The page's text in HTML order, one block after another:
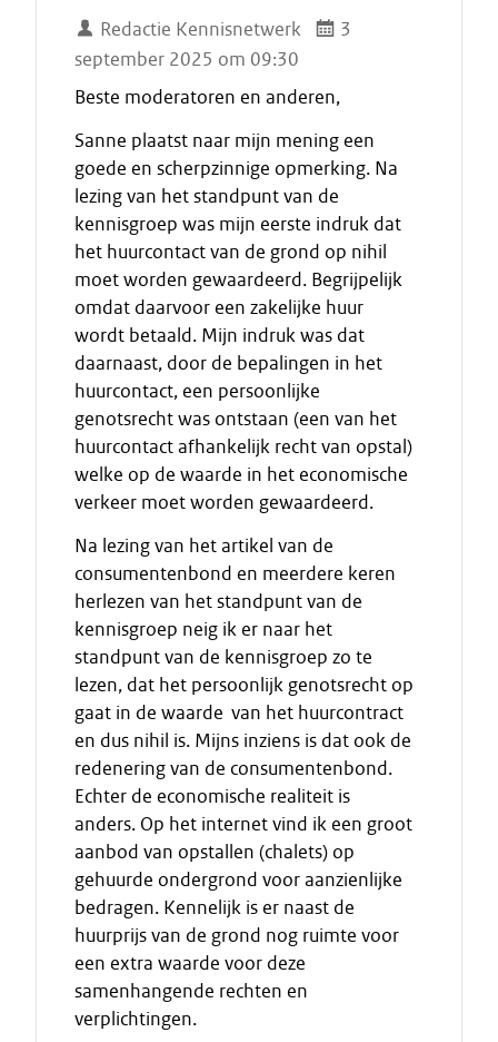
Redactie Kennisnetwerk
3
september 2025 om 09:30
Beste moderatoren en anderen,
Sanne plaatst naar mijn mening een
goede en scherpzinnige opmerking. Na
lezing van het standpunt van de
kennisgroep was mijn eerste indruk dat
het huurcontact van de grond op nihil
moet worden gewaardeerd. Begrijpelijk
omdat daarvoor een zakelijke huur
wordt betaald. Mijn indruk was dat
daarnaast, door de bepalingen in het
huurcontact, een persoonlijke
genotsrecht was ontstaan (een van het
huurcontact afhankelijk recht van opstal)
welke op de waarde in het economische
verkeer moet worden gewaardeerd.
Na lezing van het artikel van de
consumentenbond en meerdere keren
herlezen van het standpunt van de
kennisgroep neig ik er naar het
standpunt van de kennisgroep zo te
lezen, dat het persoonlijk genotsrecht op
gaat in de waarde van het huurcontract
en dus nihil is. Mijns inziens is dat ook de
redenering van de consumentenbond.
Echter de economische realiteit is
anders. Op het internet vind ik een groot
aanbod van opstallen (chalets) op
gehuurde ondergrond voor aanzienlijke
bedragen. Kennelijk is er naast de
huurprijs van de grond nog ruimte voor
een extra waarde voor deze
samenhangende rechten en
verplichtingen.